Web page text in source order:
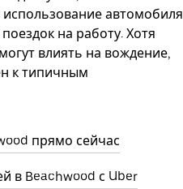
автомобиля
на работу. Хотя
влиять на вождение,
к типичным
прямо сейчас
в Beachwood с Uber